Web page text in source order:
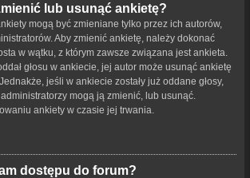
lub usunąć ankietę?
mogą być zmieniane tylko przez ich autorów,
Aby zmienić ankietę, należy dokonać
w wątku, z którym zawsze związana jest ankieta.
głosu w ankiecie, jej autor może usunąć ankietę
jeśli w ankiecie zostały już oddane głosy,
mogą ją zmienić, lub usunąć.
ankiety w czasie jej trwania.
dostępu do forum?